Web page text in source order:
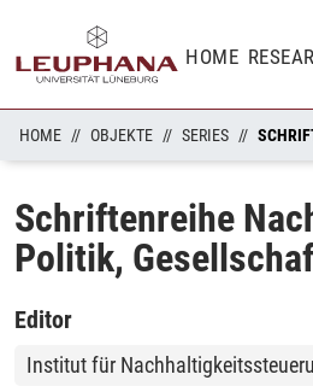
HOME
HOME OBJEKTE SERIES
Schriftenreihe
Politik,
Editor
Institut für